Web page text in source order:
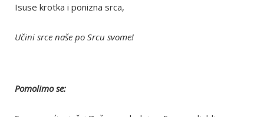
Isuse krotka i ponizna srca,
Učini srce naše po Srcu svome!
Pomolimo se: